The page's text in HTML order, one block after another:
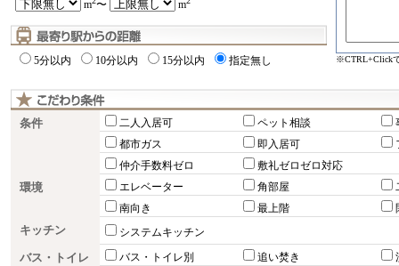
m 〜 m
5分以内 10分以内 15分以内 指定無し ※CTRL+Click
条件 二人入居可 ペット相談
都市ガス
即入居可
仲介手数料ゼロ
敷礼ゼロゼロ対応
環境 エレベーター 角部屋
南向き
最上階
キッチン システムキッチン
バス・トイレ バス・トイレ別 追い焚き